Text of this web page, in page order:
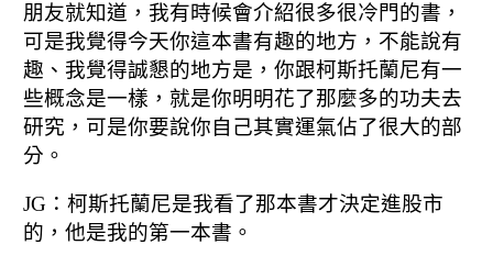
朋友就知道， 我有時候會介紹很多很冷門的書，
可是我覺得今天你這本書有趣的地方， 不能說有
趣、我覺得誠懇的地方是， 你跟柯斯托蘭尼有一
些概念是一樣， 就是你明明花了那麼多的功夫去
研究， 可是你要說你自己其實運氣佔了很大的部
分。
JG：柯斯托蘭尼是我看了那本書才決定進股市
的， 他是我的第一本書。